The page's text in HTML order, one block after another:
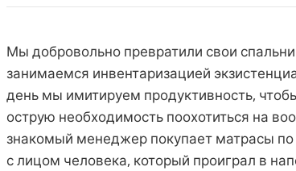
Мы добровольно превратили свои
занимаемся инвентаризацией
день мы имитируем продуктивность,
острую необходимость поохотиться на
знакомый менеджер покупает матрасы
с лицом человека, который проиграл в